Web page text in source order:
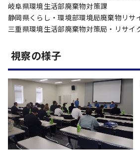
岐阜県環境生活部廃棄物対策課
静岡県くらし・環境部環境局廃棄物リサ
三重県環境生活部廃棄物対策局・リサイ
視察の様子